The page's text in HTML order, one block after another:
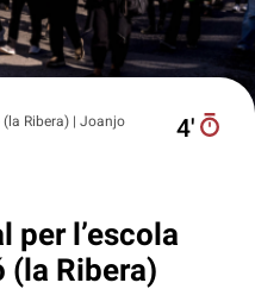
Ribera) | Joanjo
4′
per l’escola
(la Ribera)